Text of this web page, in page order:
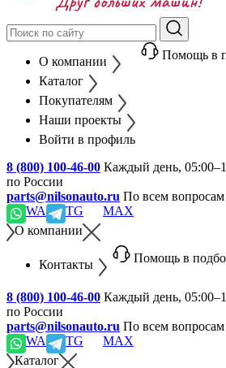
О компании
Каталог
Покупателям
Наши проекты
Войти в профиль
Помощь в
8 (800) 100-46-00 Каждый день,
по России
parts@nilsonauto.ru По всем вопросам
WA
TG
MAX
О компании
Контакты Помощь в
8 (800) 100-46-00 Каждый день,
по России
parts@nilsonauto.ru По всем вопросам
WA
TG
MAX
Каталог